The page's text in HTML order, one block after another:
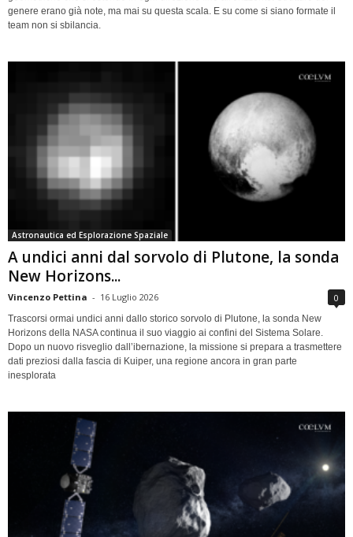
genere erano già note, ma mai su questa scala. E su come si siano formate il
team non si sbilancia.
Astronautica ed Esplorazione Spaziale
A undici anni dal sorvolo di Plutone, la sonda
New Horizons...
Vincenzo Pettina - 16 Luglio 2026 0
Trascorsi ormai undici anni dallo storico sorvolo di Plutone, la sonda New
Horizons della NASA continua il suo viaggio ai confini del Sistema Solare.
Dopo un nuovo risveglio dall’ibernazione, la missione si prepara a trasmettere
dati preziosi dalla fascia di Kuiper, una regione ancora in gran parte
inesplorata